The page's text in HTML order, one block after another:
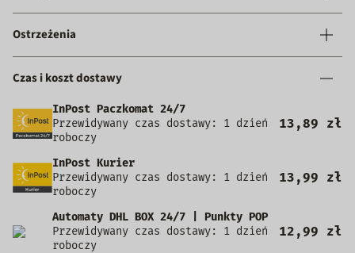
Ostrzeżenia
Czas i koszt dostawy
InPost Paczkomat 24/7
Przewidywany czas dostawy: 1 dzień
roboczy
13,89 zł
InPost Kurier
Przewidywany czas dostawy: 1 dzień
roboczy
13,99 zł
Automaty DHL BOX 24/7 | Punkty POP
Przewidywany czas dostawy: 1 dzień
roboczy
12,99 zł